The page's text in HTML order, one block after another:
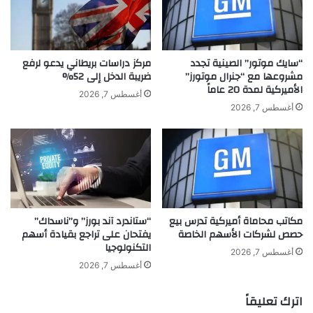
ا
ش
ع
و
ب
ا
ل
ر
ض
ا
س
م
ع
و
ن
ا
ف
ع
ن
آ
خ
ر
ص
ح
ت
أ
و
ا
ن
ص
ت
“سايك موتور” الصينية تجدد
مشروعها مع “جنرال موتورز”
الأميركية لمدة 20 عاماً
أغسطس 7, 2026
مركز دراسات بريطاني يدعو لرفع
ضريبة الدخل إلى 52%
أغسطس 7, 2026
مكاتب محاماة أميركية تدرس بيع
حصص لشركات الأسهم الخاصة
أغسطس 7, 2026
“ستاندرد آند بورز” و”ناسداك”
يفتحان على تراجع بقيادة أسهم
التكنولوجيا
أغسطس 7, 2026
اترك تعليقاً